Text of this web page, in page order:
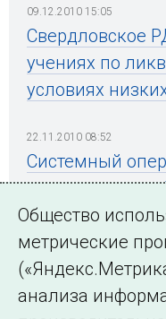
09.12.2010 15:05
Свердловское
учениях по
условиях
22.11.2010 08:52
Системный
готовности к
← Все
Общество
метрические
анализа